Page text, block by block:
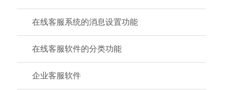
在线客服系统的消息设置功能
在线客服软件的分类功能
企业客服软件